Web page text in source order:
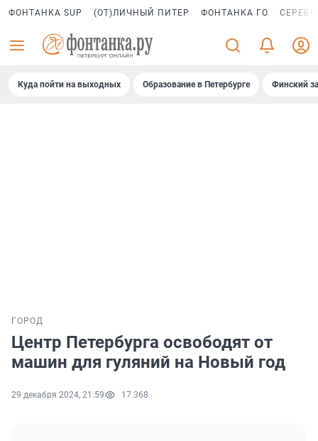
ФОНТАНКА SUP (ОТ)ЛИЧНЫЙ ПИТЕР ФОНТАНКА ГО
Куда пойти на выходных Образование в Петербурге Финский
ГОРОД
Центр Петербурга освободят от
машин для гуляний на Новый год
29 декабря 2024, 21:59 17 368